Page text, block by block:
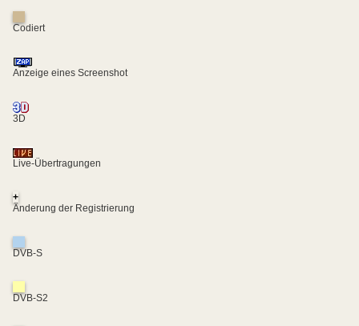
Codiert
Anzeige eines Screenshot
3D
Live-Übertragungen
+
Änderung der Registrierung
DVB-S
DVB-S2